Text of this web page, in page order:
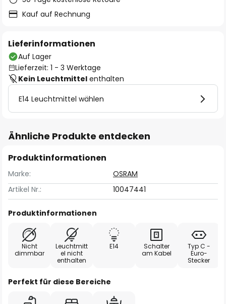
Kauf auf Rechnung
Lieferinformationen
Auf Lager
Lieferzeit: 1 - 3 Werktage
Kein Leuchtmittel enthalten
E14 Leuchtmittel wählen
Ähnliche Produkte entdecken
Produktinformationen
Marke:
OSRAM
Artikel Nr.:
10047441
Produktinformationen
Nicht
dimmbar
Leuchtmitt
el nicht
enthalten
E14
Schalter
am Kabel
Typ C -
Euro-
Stecker
Perfekt für diese Bereiche